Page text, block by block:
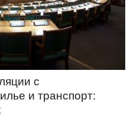
с
и транспорт: